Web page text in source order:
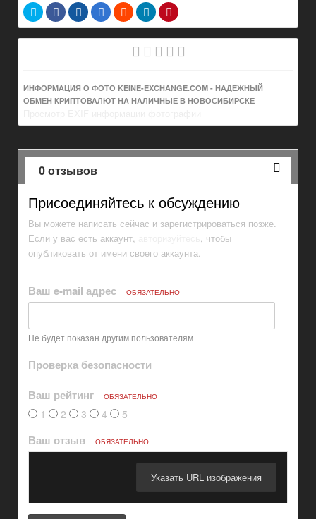
ИНФОРМАЦИЯ О ФОТО KEINE-EXCHANGE.COM - НАДЕЖНЫЙ
ОБМЕН КРИПТОВАЛЮТ НА НАЛИЧНЫЕ В НОВОСИБИРСКЕ
0 отзывов
Присоединяйтесь к обсуждению
Вы можете написать сейчас и зарегистрироваться позже.
Если у вас есть аккаунт,
, чтобы
опубликовать от имени своего аккаунта.
Ваш e-mail адрес ОБЯЗАТЕЛЬНО
Не будет показан другим пользователям
Проверка безопасности
Ваш рейтинг
ОБЯЗАТЕЛЬНО
1 2 3 4 5
Ваш отзыв ОБЯЗАТЕЛЬНО
Указать URL изображения